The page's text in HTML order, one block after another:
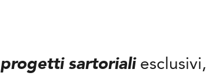
progetti sartorialiesclusivi,